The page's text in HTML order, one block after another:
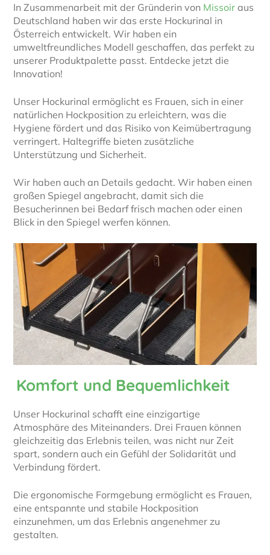
In Zusammenarbeit mit der Gründerin von Missoir aus
Deutschland haben wir das erste Hockurinal in
Österreich entwickelt. Wir haben ein
umweltfreundliches Modell geschaffen, das perfekt zu
unserer Produktpalette passt. Entdecke jetzt die
Innovation!
Unser Hockurinal ermöglicht es Frauen, sich in einer
natürlichen Hockposition zu erleichtern, was die
Hygiene fördert und das Risiko von Keimübertragung
verringert. Haltegriffe bieten zusätzliche
Unterstützung und Sicherheit.
Wir haben auch an Details gedacht. Wir haben einen
großen Spiegel angebracht, damit sich die
Besucherinnen bei Bedarf frisch machen oder einen
Blick in den Spiegel werfen können.
Komfort und Bequemlichkeit
Unser Hockurinal schafft eine einzigartige
Atmosphäre des Miteinanders. Drei Frauen können
gleichzeitig das Erlebnis teilen, was nicht nur Zeit
spart, sondern auch ein Gefühl der Solidarität und
Verbindung fördert.
Die ergonomische Formgebung ermöglicht es Frauen,
eine entspannte und stabile Hockposition
einzunehmen, um das Erlebnis angenehmer zu
gestalten.